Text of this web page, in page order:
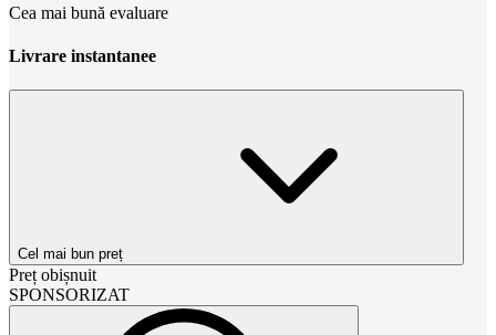
Cea mai bună evaluare
Livrare instantanee
Cel mai bun preț
Preț obișnuit
SPONSORIZAT